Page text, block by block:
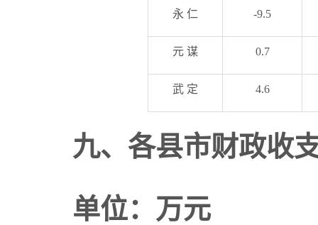
永 仁 -9.5
元 谋 0.7
武 定 4.6
九、 各县市财政收
单位：万元